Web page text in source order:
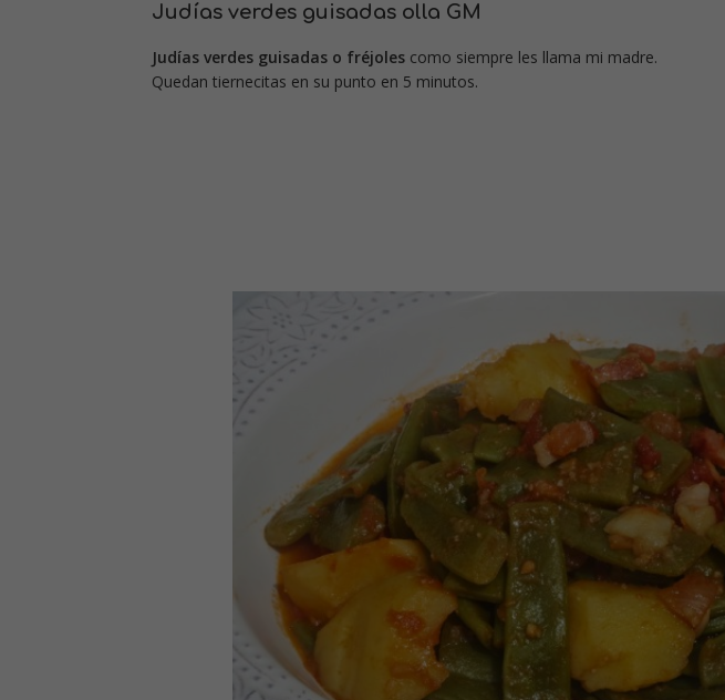
Judías verdes guisadas olla GM
Judías verdes guisadas o fréjoles como siempre les llama mi madre.
Quedan tiernecitas en su punto en 5 minutos.